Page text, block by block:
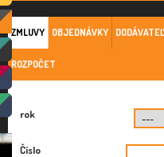
ZMLUVY OBJEDNÁVKY
ROZPOČET
rok
Číslo